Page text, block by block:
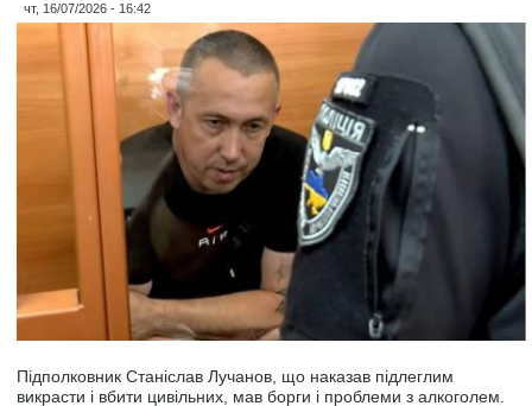
чт, 16/07/2026 - 16:42
Підполковник Станіслав Лучанов, що наказав підлеглим
викрасти і вбити цивільних, мав борги і проблеми з алкоголем.